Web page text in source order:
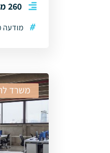
260 מ"ר
# מודעה
משרד